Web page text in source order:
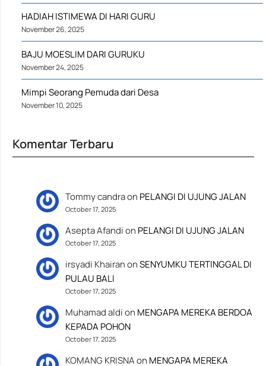
HADIAH ISTIMEWA DI HARI GURU
November 26, 2025
BAJU MOESLIM DARI GURUKU
November 24, 2025
Mimpi Seorang Pemuda dari Desa
November 10, 2025
Komentar Terbaru
Tommy candraon PELANGI DI UJUNG JALAN
October 17, 2025
Asepta Afandion PELANGI DI UJUNG JALAN
October 17, 2025
irsyadi KhairanonSENYUMKU TERTINGGAL DI
PULAU BALI
October 17, 2025
Muhamad aldion MENGAPA MEREKA BERDOA
KEPADA POHON
October 17, 2025
KOMANG KRISNAon MENGAPA MEREKA